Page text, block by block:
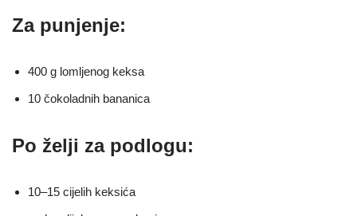
Za punjenje:
400 g lomljenog keksa
10 čokoladnih bananica
Po želji za podlogu:
10–15 cijelih keksića